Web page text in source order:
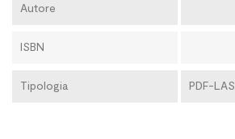
Autore
ISBN
Tipologia PDF-LAS